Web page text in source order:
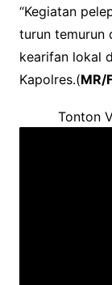
“Kegiatan
turun temurun
kearifan lokal
Kapolres.(MR/
Tonton